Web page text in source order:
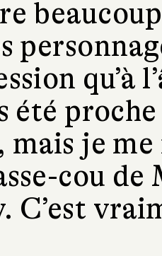
qu’à
été
mais je
cou
C’est